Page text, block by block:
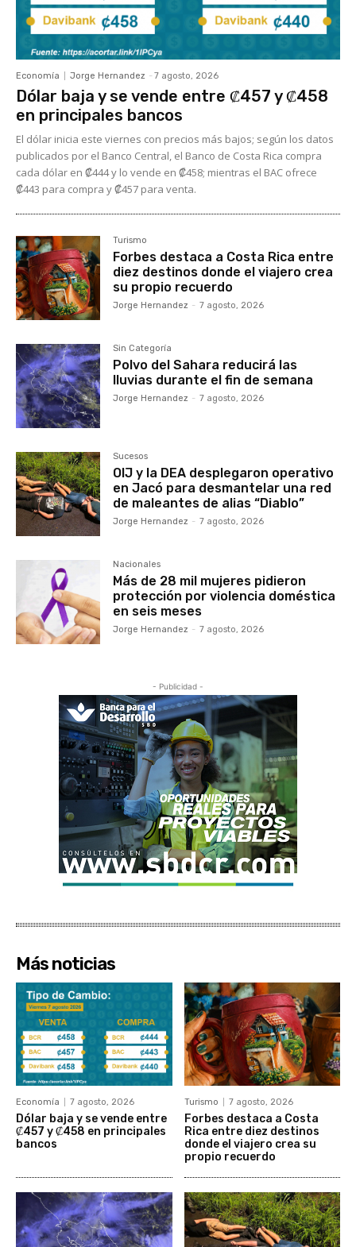
Economía Jorge Hernandez - 7 agosto, 2026
Dólar baja y se vende entre ₡457 y ₡458
en principales bancos
El dólar inicia este viernes con precios más bajos; según los datos
publicados por el Banco Central, el Banco de Costa Rica compra
cada dólar en ₡444 y lo vende en ₡458; mientras el BAC ofrece
₡443 para compra y ₡457 para venta.
Turismo
Forbes destaca a Costa Rica entre
diez destinos donde el viajero crea
su propio recuerdo
Jorge Hernandez - 7 agosto, 2026
Sin Categoría
Polvo del Sahara reducirá las
lluvias durante el fin de semana
Jorge Hernandez - 7 agosto, 2026
Sucesos
OIJ y la DEA desplegaron operativo
en Jacó para desmantelar una red
de maleantes de alias “Diablo”
Jorge Hernandez - 7 agosto, 2026
Nacionales
Más de 28 mil mujeres pidieron
protección por violencia doméstica
en seis meses
Jorge Hernandez - 7 agosto, 2026
- Publicidad -
Más noticias
Economía 7 agosto, 2026
Dólar baja y se vende entre
₡457 y ₡458 en principales
bancos
Turismo 7 agosto, 2026
Forbes destaca a Costa
Rica entre diez destinos
donde el viajero crea su
propio recuerdo